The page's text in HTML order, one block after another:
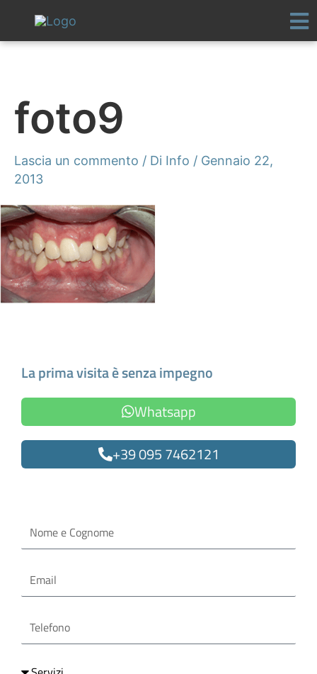
contenuto
foto9
Lascia un commento / Di Info / Gennaio 22,
2013
La prima visita è senza impegno
Whatsapp
+39 095 7462121
Cognome
Servizi